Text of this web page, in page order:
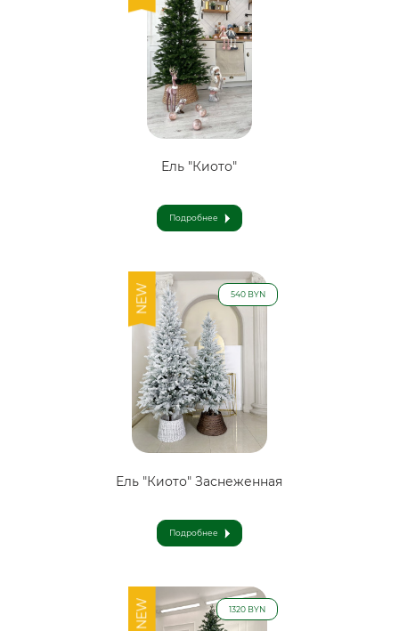
Ель "Киото"
Подробнее
NEW 540 BYN
Ель "Киото" Заснеженная
Подробнее
NEW 1320 BYN